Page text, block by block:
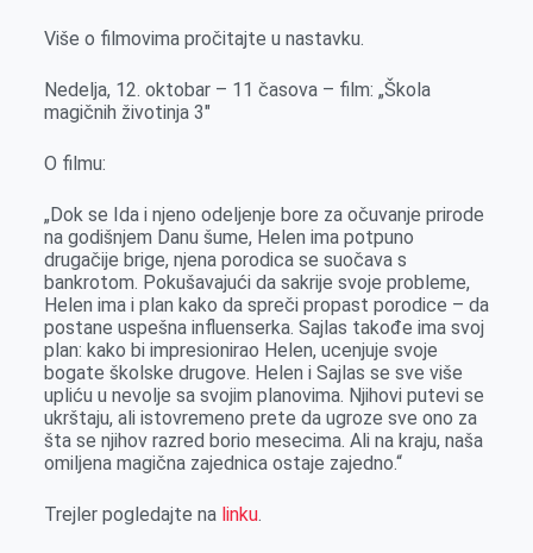
Više o filmovima pročitajte u nastavku.
Nedelja, 12. oktobar – 11 časova – film: „Škola
magičnih životinja 3″
O filmu:
„Dok se Ida i njeno odeljenje bore za očuvanje prirode
na godišnjem Danu šume, Helen ima potpuno
drugačije brige, njena porodica se suočava s
bankrotom. Pokušavajući da sakrije svoje probleme,
Helen ima i plan kako da spreči propast porodice – da
postane uspešna influenserka. Sajlas takođe ima svoj
plan: kako bi impresionirao Helen, ucenjuje svoje
bogate školske drugove. Helen i Sajlas se sve više
upliću u nevolje sa svojim planovima. Njihovi putevi se
ukrštaju, ali istovremeno prete da ugroze sve ono za
šta se njihov razred borio mesecima. Ali na kraju, naša
omiljena magična zajednica ostaje zajedno.“
Trejler pogledajte na linku.